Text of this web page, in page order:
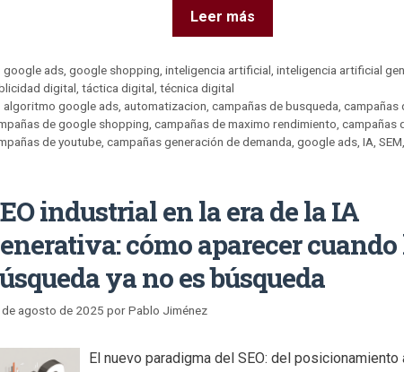
Leer más
google ads ,google shopping ,inteligencia artificial ,inteligencia artificial
digital táctica digital técnica digital
algoritmo google ads automatizacion ,campañas de busqueda ,campañas
de google shopping campañas de maximo rendimiento campañas
de youtube campañas generación de demanda google ads IA SEM
industrial en la era de la IA
cómo aparecer cuando
ya no es búsqueda
de agosto de 2025 porPablo Jiménez
El nuevo paradigma del SEO: del posicionamiento